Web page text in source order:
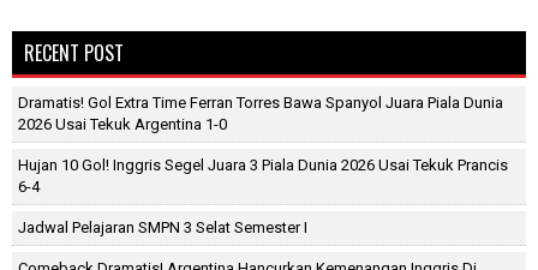
RECENT POST
Dramatis! Gol Extra Time Ferran Torres Bawa Spanyol Juara Piala Dunia
2026 Usai Tekuk Argentina 1-0
Hujan 10 Gol! Inggris Segel Juara 3 Piala Dunia 2026 Usai Tekuk Prancis
6-4
Jadwal Pelajaran SMPN 3 Selat Semester I